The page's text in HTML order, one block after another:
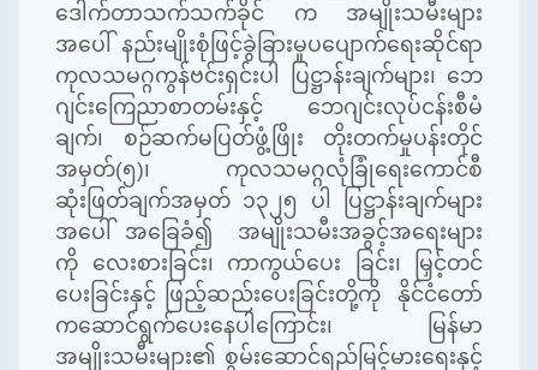
ဒေါက်တာသက်သက်ခိုင် က အမျိုးသမီးများ
အပေါ် နည်းမျိုးစုံဖြင့်ခွဲခြားမှုပပျောက်ရေးဆိုင်ရာ
ကုလသမဂ္ဂကွန်ဗင်းရှင်းပါ ပြဋ္ဌာန်းချက်များ၊ ဘေ
ဂျင်းကြေညာစာတမ်းနှင့် ဘေဂျင်းလုပ်ငန်းစီမံ
ချက်၊ စဉ်ဆက်မပြတ်ဖွံ့ဖြိုး တိုးတက်မှုပန်းတိုင်
အမှတ်(၅)၊ ကုလသမဂ္ဂလုံခြုံရေးကောင်စီ
ဆုံးဖြတ်ချက်အမှတ် ၁၃၂၅ ပါ ပြဋ္ဌာန်းချက်များ
အပေါ် အခြေခံ၍ အမျိုးသမီးအခွင့်အရေးများ
ကို လေးစားခြင်း၊ ကာကွယ်ပေး ခြင်း၊ မြှင့်တင်
ပေးခြင်းနှင့် ဖြည့်ဆည်းပေးခြင်းတို့ကို
နိုင်ငံတော်
ကဆောင်ရွက်ပေးနေပါကြောင်း၊ မြန်မာ
အမျိုးသမီးများ၏ စွမ်းဆောင်ရည်မြင့်မားရေးနှင့်